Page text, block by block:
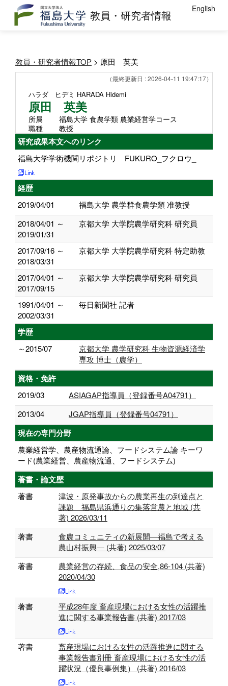
教員・研究者情報 English
教員・研究者情報TOP > 原田 英美
（最終更新日 : 2026-04-11 19:47:17）
ハラダ ヒデミ HARADA Hidemi
原田 英美
所属
福島大学 食農学類 農業経営学コース
職種
教授
研究成果本文へのリンク
福島大学学術機関リポジトリ FUKURO_フクロウ_
経歴
2019/04/01
福島大学 農学群食農学類 准教授
2018/04/01 ～
2019/01/31
京都大学 大学院農学研究科 研究員
2017/09/16 ～
2018/03/31
京都大学 大学院農学研究科 特定助教
2017/04/01 ～
2017/09/15
京都大学 大学院農学研究科 研究員
1991/04/01 ～
2002/03/31
毎日新聞社 記者
学歴
～2015/07
京都大学 農学研究科 生物資源経済学
専攻 博士（農学）
資格・免許
2019/03
ASIAGAP指導員（登録番号A04791）
2013/04
JGAP指導員（登録番号04791）
現在の専門分野
農業経営学、農産物流通論、フードシステム論 キーワ
ード(農業経営、農産物流通、フードシステム)
著書・論文歴
著書
津波・原発事故からの農業再生の到達点と
課題 福島県浜通りの集落営農と地域 (共
著) 2026/03/11
著書
食農コミュニティの新展開―福島で考える
農山村振興― (共著) 2025/03/07
著書
農業経営の存続、食品の安全,86-104 (共著)
2020/04/30
著書
平成28年度 畜産現場における女性の活躍推
進に関する事業報告書 (共著) 2017/03
著書
畜産現場における女性の活躍推進に関する
事業報告書別冊 畜産現場における女性の活
躍状況（優良事例集） (共著) 2016/03